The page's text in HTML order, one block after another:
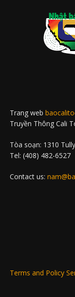
Trang web
Truyền Thông Cali
Tòa soạn: 1310
Tel: (408) 482-6527
Contact us:
Terms and Policy